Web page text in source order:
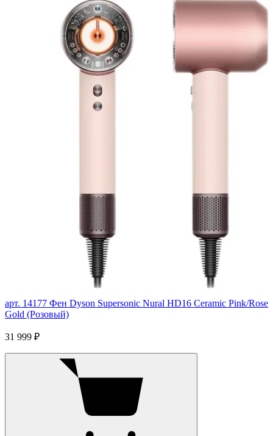
арт. 14177 Фен Dyson Supersonic Nural HD16 Ceramic Pink/Rose
Gold (Розовый)
31 999 ₽